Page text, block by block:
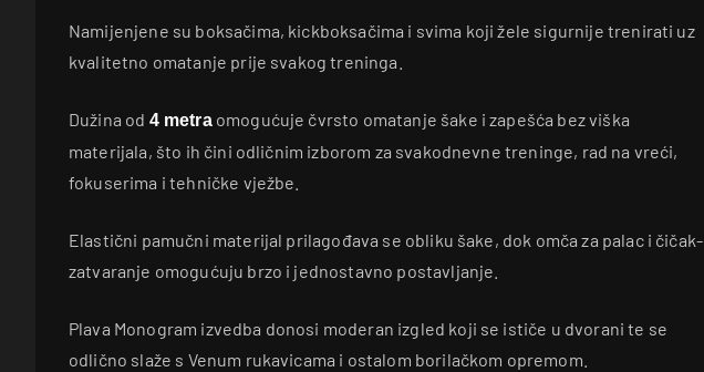
Namijenjene su boksačima, kickboksačima i svima koji žele sigurnije trenirati uz
kvalitetno omatanje prije svakog treninga.
Dužina od 4 metraomogućuje čvrsto omatanje šake i zapešća bez viška
materijala, što ih čini odličnim izborom za svakodnevne treninge, rad na vreći,
fokuserima i tehničke vježbe.
Elastični pamučni materijal prilagođava se obliku šake, dok omča za palac i čičak-
zatvaranje omogućuju brzo i jednostavno postavljanje.
Plava Monogram izvedba donosi moderan izgled koji se ističe u dvorani te se
odlično slaže s Venum rukavicama i ostalom borilačkom opremom.